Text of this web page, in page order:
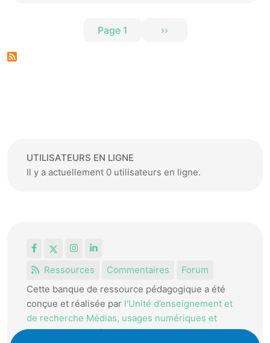
Page 1 ››
UTILISATEURS EN LIGNE
Il y a actuellement 0 utilisateurs en ligne.
FacebookInstagram
LinkedIn
Ressources
Commentaires
Forum
Cette banque de ressource pédagogique a été
conçue et réalisée par l'Unité d’enseignement et
de recherche Médias, usages numériques et
didactique de l’Informatique.